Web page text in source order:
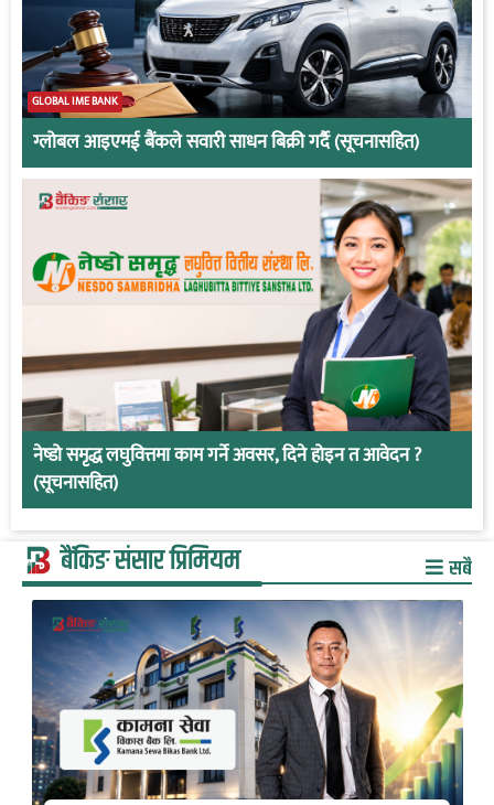
GLOBAL IME BANK
ग्लोबल आइएमई बैंकले सवारी साधन बिक्री गर्दै (सूचनासहित)
नेष्डो समृद्ध लघुवित्तमा काम गर्ने अवसर, दिने होइन त आवेदन ?
(सूचनासहित)
बैंकिङ संसार प्रिमियम सबै